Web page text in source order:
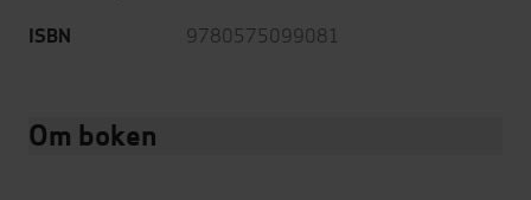
ISBN 9780575099081
Om boken